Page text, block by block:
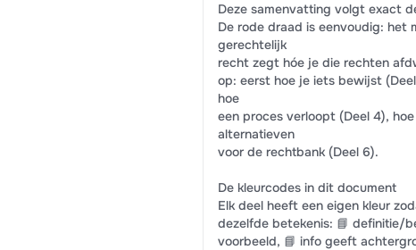
Deze samenvatting volgt exact
De rode draad is eenvoudig:
gerechtelijk
recht zegt hóe je die rechten
op: eerst hoe je iets bewijst
hoe
een proces verloopt (Deel 4),
alternatieven
voor de rechtbank (Deel 6).
De kleurcodes in dit document
Elk deel heeft een eigen kleur
dezelfde betekenis: 📘 definitie/
voorbeeld, 📘 info geeft